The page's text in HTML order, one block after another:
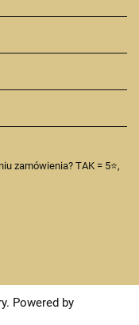
zamówienia? TAK = 5⭐,
Powered by